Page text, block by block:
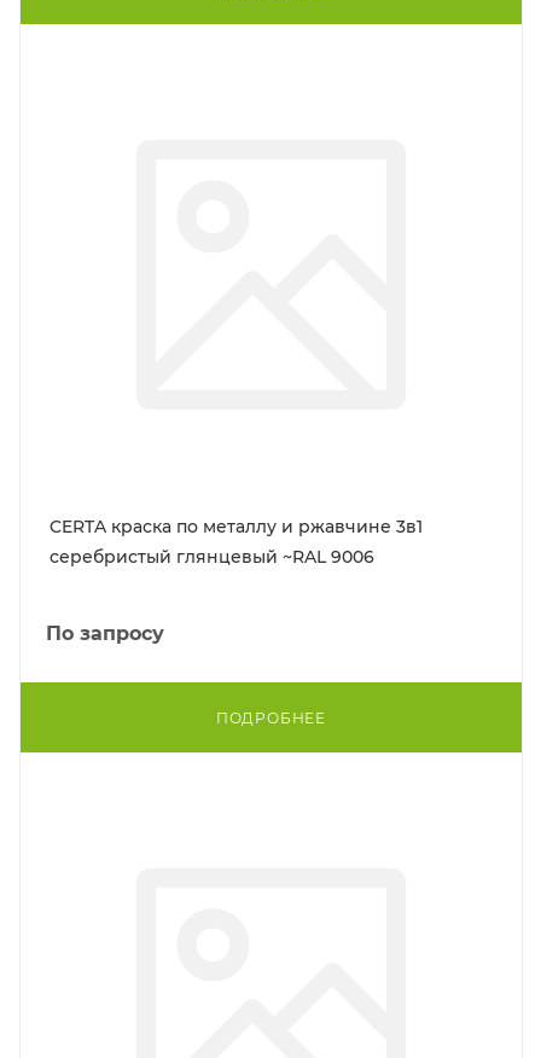
CERTA краска по металлу и ржавчине 3в1
серебристый глянцевый ~RAL 9006
По запросу
ПОДРОБНЕЕ